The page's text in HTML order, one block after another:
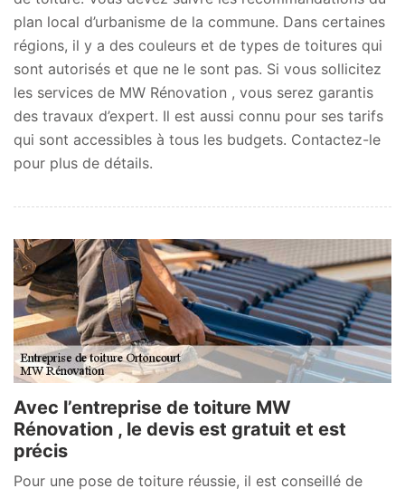
plan local d’urbanisme de la commune. Dans certaines
régions, il y a des couleurs et de types de toitures qui
sont autorisés et que ne le sont pas. Si vous sollicitez
les services de MW Rénovation , vous serez garantis
des travaux d’expert. Il est aussi connu pour ses tarifs
qui sont accessibles à tous les budgets. Contactez-le
pour plus de détails.
Avec l’entreprise de toiture MW
Rénovation , le devis est gratuit et est
précis
Pour une pose de toiture réussie, il est conseillé de